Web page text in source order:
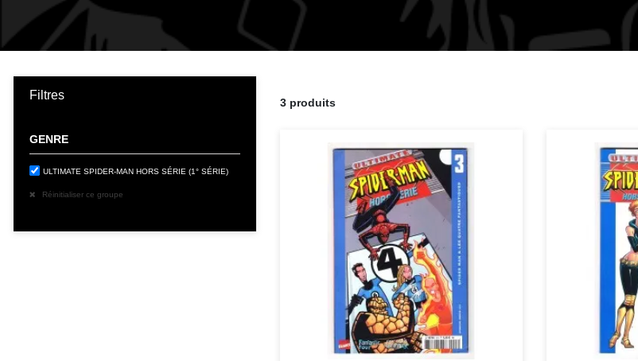
Filtres
GENRE
ULTIMATE SPIDER-MAN HORS SÉRIE (1° SÉRIE)
Réinitialiser ce groupe
3 produits